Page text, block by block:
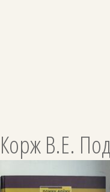
Корж В.Е.